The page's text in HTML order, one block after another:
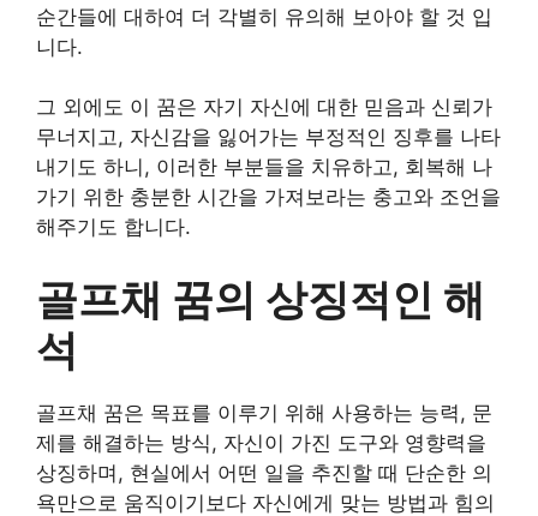
순간들에 대하여 더 각별히 유의해 보아야 할 것 입
니다.
그 외에도 이 꿈은 자기 자신에 대한 믿음과 신뢰가
무너지고, 자신감을 잃어가는 부정적인 징후를 나타
내기도 하니, 이러한 부분들을 치유하고, 회복해 나
가기 위한 충분한 시간을 가져보라는 충고와 조언을
해주기도 합니다.
골프채 꿈의 상징적인 해
석
골프채 꿈은 목표를 이루기 위해 사용하는 능력, 문
제를 해결하는 방식, 자신이 가진 도구와 영향력을
상징하며, 현실에서 어떤 일을 추진할 때 단순한 의
욕만으로 움직이기보다 자신에게 맞는 방법과 힘의